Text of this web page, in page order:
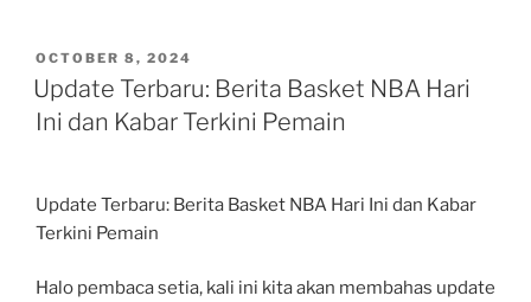
POSTED
ON
OCTOBER 8, 2024
Update Terbaru: Berita Basket NBA Hari
Ini dan Kabar Terkini Pemain
Update Terbaru: Berita Basket NBA Hari Ini dan Kabar
Terkini Pemain
Halo pembaca setia, kali ini kita akan membahas update